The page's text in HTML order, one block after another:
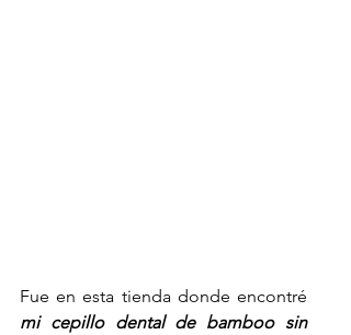
mi cepillo dental de bamboo sin